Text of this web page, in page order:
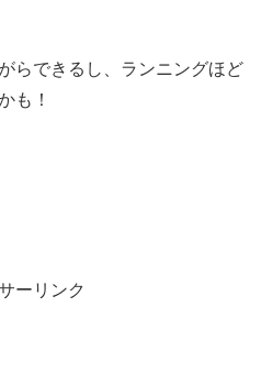
らできるし、ランニングほど
も！
ーリンク